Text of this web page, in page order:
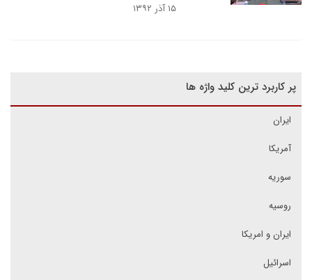
۱۵ آذر ۱۳۹۲
پر کاربرد ترین کلید واژه ها
ایران
آمریکا
سوریه
روسیه
ایران و امریکا
اسرائیل